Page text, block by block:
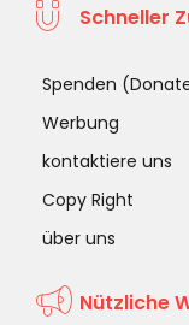
Schneller
Spenden
Werbung
kontaktiere uns
Copy Right
über uns
Nützliche